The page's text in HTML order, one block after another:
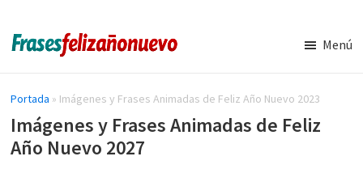
contenido
lateral
principal
Frases
de
Feliz
Año
de
navidad
y
Menú
Portada » Imágenes y Frases Animadas de Feliz Año Nuevo 2023
Imágenes y Frases Animadas de Feliz
Año Nuevo 2027